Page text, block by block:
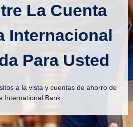
La Cuenta
Internacional
Para Usted
a la vista y cuentas de ahorro de
International Bank